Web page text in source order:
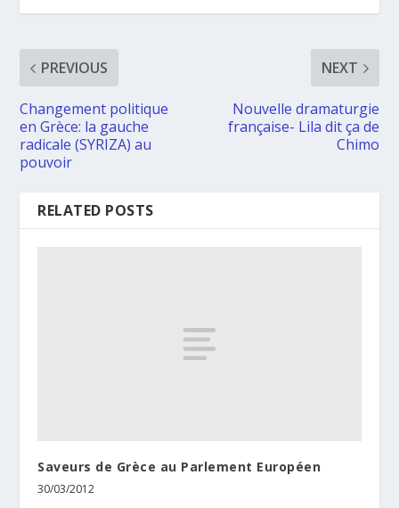
PREVIOUS
Changement politique
en Grèce: la gauche
radicale (SYRIZA) au
pouvoir
NEXT
Nouvelle dramaturgie
française- Lila dit ça de
Chimo
RELATED POSTS
Saveurs de Grèce au Parlement Européen
30/03/2012